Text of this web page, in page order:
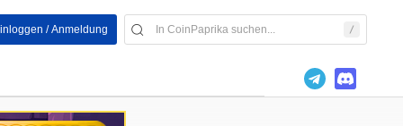
/ Anmeldung